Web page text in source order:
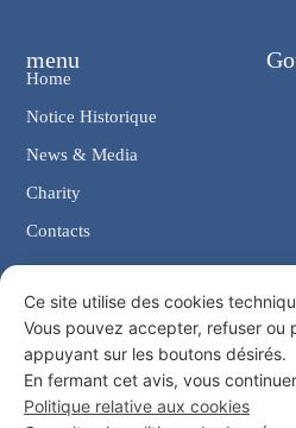
menu
Home
Notice Historique
News & Media
Charity
Contacts
Contacts
Chancellerie: Via Giosuè Carducci, 4
eMail: cancelleria@ordine-costantiniano.it
Tél. +39 06 47.41.190 +39 06 48.19.401
Ce site utilise des cookies
Vous pouvez accepter, refuser ou
appuyant sur les boutons désirés.
En fermant cet avis, vous
Politique relative aux cookies